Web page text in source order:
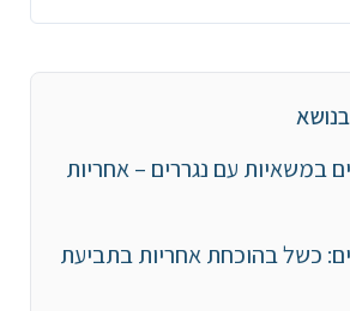
במשאיות עם נגררים – אחריות
כשל בהוכחת אחריות בתביעת